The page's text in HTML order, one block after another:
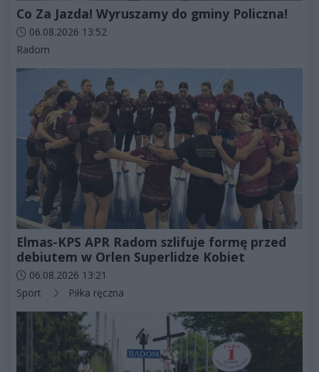
Co Za Jazda! Wyruszamy do gminy Policzna!
Data dodania artykułu:
06.08.2026 13:52
Kategorie artykułu:
Radom
Elmas-KPS APR Radom szlifuje formę przed
debiutem w Orlen Superlidze Kobiet
Data dodania artykułu:
06.08.2026 13:21
Kategorie artykułu:
Sport Piłka ręczna